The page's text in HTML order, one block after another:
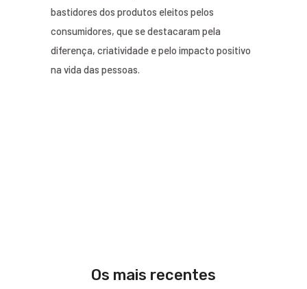
bastidores dos produtos eleitos pelos
consumidores, que se destacaram pela
diferença, criatividade e pelo impacto positivo
na vida das pessoas.
Os mais recentes